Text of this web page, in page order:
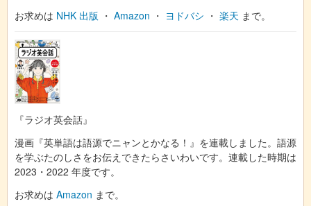
お求めは NHK 出版 ・ Amazon ・ ヨドバシ ・ 楽天 まで。
『ラジオ英会話』
漫画『英単語は語源でニャンとかなる！』を連載しました。語源
を学ぶたのしさをお伝えできたらさいわいです。連載した時期は
2023・2022 年度です。
お求めは Amazon まで。